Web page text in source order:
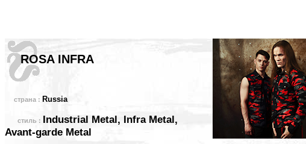
ROSA INFRA
страна : Russia
стиль : Industrial Metal, Infra Metal,
Avant-garde Metal